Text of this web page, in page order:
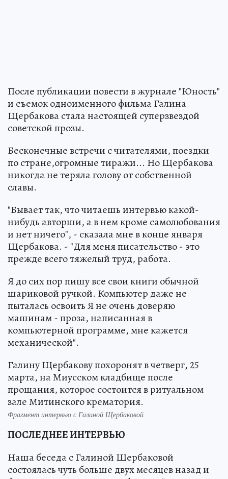
После публикации повести в журнале "Юность"
и съемок одноименного фильма Галина
Щербакова стала настоящей суперзвездой
советской прозы.
Бесконечные встречи с читателями, поездки
по стране,огромные тиражи... Но Щербакова
никогда не теряла голову от собственной
славы.
"Бывает так, что читаешь интервью какой-
нибудь авторши, а в нем кроме самолюбования
и нет ничего", - сказала мне в конце января
Щербакова. - "Для меня писательство - это
прежде всего тяжелый труд, работа.
Я до сих пор пишу все свои книги обычной
шариковой ручкой. Компьютер даже не
пыталась освоить Я не очень доверяю
машинам - проза, написанная в
компьютерной программе, мне кажется
механической".
Галину Щербакову похоронят в четверг, 25
марта, на Миусском кладбище после
прощания, которое состоится в ритуальном
зале Митинского крематория.
Фрагмент интервью с Галиной Щербаковой
ПОСЛЕДНЕЕ ИНТЕРВЬЮ
Наша беседа с Галиной Щербаковой
состоялась чуть больше двух месяцев назад и